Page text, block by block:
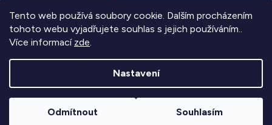
Tento web používá soubory cookie. Dalším procházením
tohoto webu vyjadřujete souhlas s jejich používáním..
Více informací zde.
Nastavení
Odmítnout Souhlasím
PŘIHLÁSIT SE
Vytvořil Shoptet Anque Media